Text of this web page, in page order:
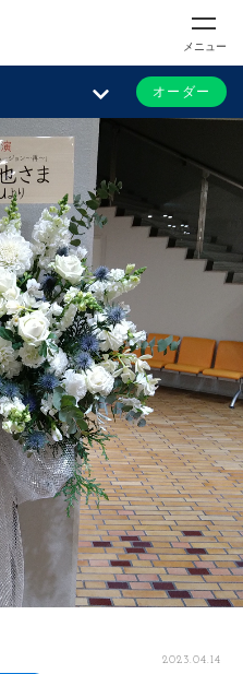
メニュー
オーダー
2023.04.14